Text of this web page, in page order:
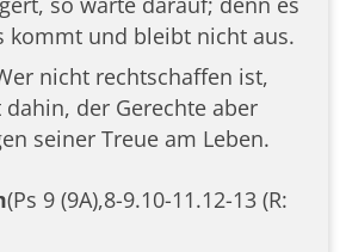
kommt und bleibt nicht aus.
nicht rechtschaffen ist,
der Gerechte aber
seiner Treue am Leben.
(Ps 9 (9A),8-9.10-11.12-13 (R: